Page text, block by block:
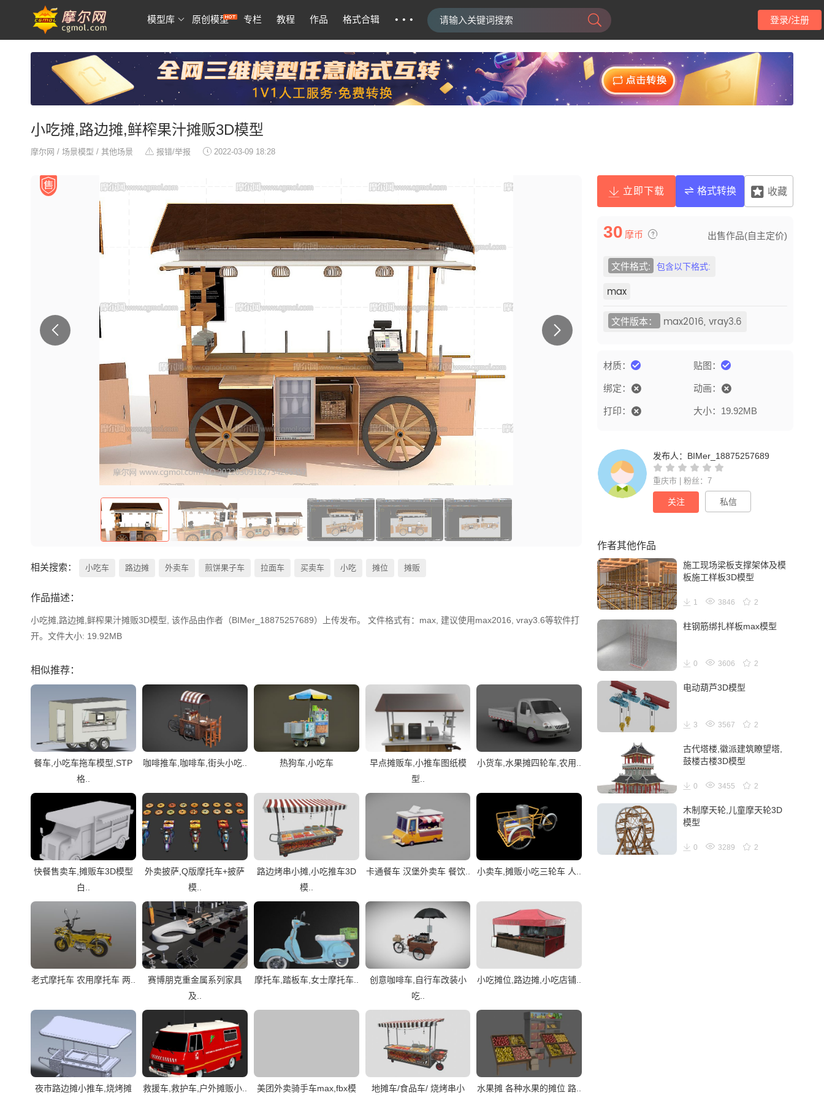
模型库 原创模型 专栏 教程 作品 格式合辑 ··· 登录/注册
小吃摊,路边摊,鲜榨果汁摊贩3D模型
摩尔网 / 场景模型 / 其他场景 报错/举报 2022-03-09 18:28
相关搜索： 小吃车 路边摊 外卖车 煎饼果子车 拉面车 买卖车 小吃 摊位 摊贩
作品描述：
小吃摊,路边摊,鲜榨果汁摊贩3D模型, 该作品由作者（BIMer_18875257689）上传发布。 文件格式有：max, 建议使用max2016, vray3.6等软件打
开。文件大小: 19.92MB
相似推荐：
餐车,小吃车拖车模型,STP
格..
咖啡推车,咖啡车,街头小吃.. 热狗车,小吃车
早点摊贩车,小推车图纸模
型..
小货车,水果摊四轮车,农用..
快餐售卖车,摊贩车3D模型
白..
外卖披萨,Q版摩托车+披萨
模..
路边烤串小摊,小吃推车3D
模..
卡通餐车 汉堡外卖车 餐饮.. 小卖车,摊贩小吃三轮车 人..
老式摩托车 农用摩托车 两..
赛博朋克重金属系列家具
及..
摩托车,踏板车,女士摩托车..
创意咖啡车,自行车改装小
吃..
小吃摊位,路边摊,小吃店铺..
夜市路边摊小推车,烧烤摊 救援车,救护车,户外摊贩小.. 美团外卖骑手车max,fbx模 地摊车/食品车/ 烧烤串小 水果摊 各种水果的摊位 路..
立即下载 格式转换 收藏
30 摩币 出售作品(自主定价)
文件格式: 包含以下格式:
max
文件版本： max2016, vray3.6
材质： 贴图：
绑定： 动画：
打印： 大小：19.92MB
发布人： BIMer_18875257689
重庆市 | 粉丝：7
关注 私信
作者其他作品
施工现场梁板支撑架体及模
板施工样板3D模型
1 3846 2
柱钢筋绑扎样板max模型
0 3606 2
电动葫芦3D模型
3 3567 2
古代塔楼,徽派建筑瞭望塔,
鼓楼古楼3D模型
0 3455 2
木制摩天轮,儿童摩天轮3D
模型
0 3289 2